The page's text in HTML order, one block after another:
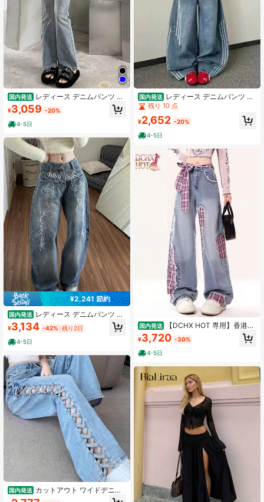
国内発送 レディース デニムパンツ フ
レアパンツ ハイウエスト ジーンズ
ベルボトム ストレッチ 伸縮 美脚 脚
長効果 着痩せ 細見え ヒップアップ
骨格ウェーブ 骨格ストレート 骨格ナ
チュラル きれいめ カジュアル 大人
可愛い デイリー オフィス 通勤 通学
お出かけ デート レトロ シンプル ベ
ーシック 無地 ブラック ダークグレ
ー ウォッシュ加工 ジーパン ロング
丈 ズボン ボトムス 美ライン タイト
スリム ヴィンテージ風 ユーズド加工
フロントボタン お腹周りスッキリ 2
0代 30代 40代 ママコーデ オールシ
ーズン 春 夏 秋 冬 履き心地 抜群
¥3,059 -20%
4-5日
¥2,241 節約
国内発送 レディース デニムパンツ ワ
イドパンツ ジーンズ ジーパン ボト
ムス 刺繍 バラ ローズ フラワー ロゴ
英字 プリント ヴィンテージ風 ユー
ズド加工 ウォッシュ加工 ゆったり
体型カバー 着痩せ 美脚 脚長効果 華
奢見え ストレート ローウエスト 低
めウエスト ストリート Y2K 地雷系
量産型 レトロ 大人可愛い 抜け感 カ
ジュアル デイリー 休日 お出かけ 通
学 学生 ダンス 衣装 ワークパンツ風
ルーズシルエット ルーズフィット ワ
イドレッグ ロング丈 ブルー 青 春 夏
秋 冬
¥3,134 -42% 残り2日
4-5日
国内発送 カットアウト ワイドデニム
パンツ レディース ハイウエスト ル
国内発送 レディース デニムパンツ ワ
イドパンツ ジーンズ ジーパン サイ
ドライン ラインパンツ 再構築風 リ
メイク風 カーブデニム バギーパンツ
着痩せ ルーズ ストリート アメカジ
残り 10 点
¥2,652 -20%
4-5日
国内発送
【DCHX HOT 専用】香港ス
トリート レタリングジーンズ レディ
ース ハイストリート ゆったり スト
レート ストリート ロングパンツ
¥3,720 -30%
4-5日